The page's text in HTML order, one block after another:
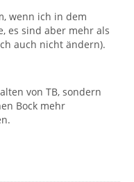
wenn ich in dem
es sind aber mehr als
auch nicht ändern).
von TB, sondern
Bock mehr